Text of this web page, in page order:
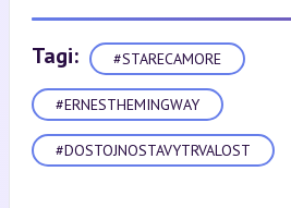
Tagi: #STARECAMORE
#ERNESTHEMINGWAY
#DOSTOJNOSTAVYTRVALOST